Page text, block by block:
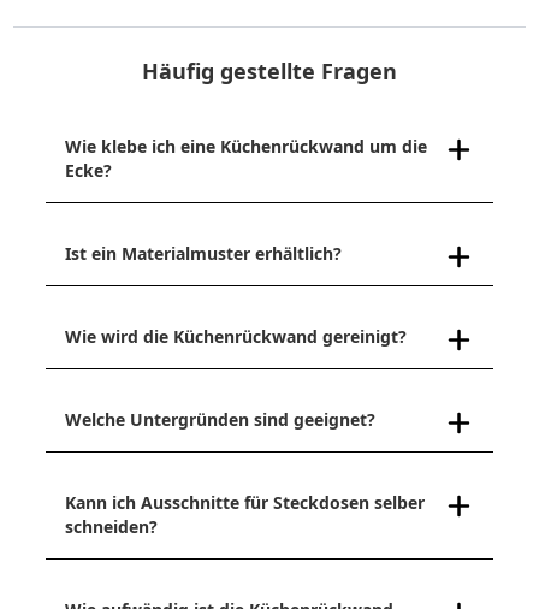
Häufig gestellte Fragen
Wie klebe ich eine Küchenrückwand um die
Ecke?
Ist ein Materialmuster erhältlich?
Wie wird die Küchenrückwand gereinigt?
Welche Untergründen sind geeignet?
Kann ich Ausschnitte für Steckdosen selber
schneiden?